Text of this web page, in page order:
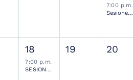
7:00 p.m.
Sesiones de Residentes Mensual
18
7:00 p.m.
SESIONES MENSUALES NEUROCIRUGÍA PEDIÁTRICA MEXICANA
19 20